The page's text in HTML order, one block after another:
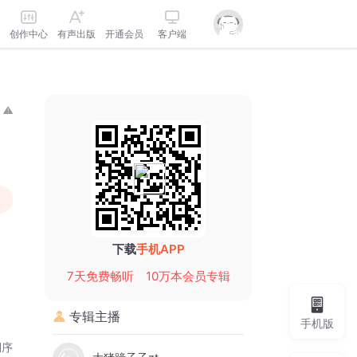
创作中心 有声出版 开通会员 客户端
下载手机APP
7天免费畅听
10万本会员专辑
专辑主播 手机版